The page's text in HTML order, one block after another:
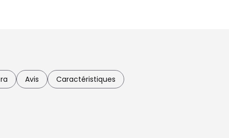
Avis Caractéristiques